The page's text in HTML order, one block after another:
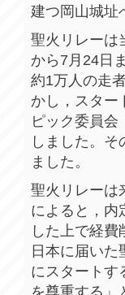
建つ岡山城址
聖火リレーは
から7月24日
約1万人の走
かし，スター
ピック委員会
しました。そ
ました。
聖火リレーは
によると，内
した上で経費
日本に届いた
にスタートす
を尊重する」